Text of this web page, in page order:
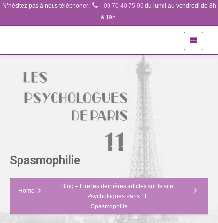
N’hésitez pas à nous téléphoner: 09 70 40 75 06 du lundi au vendredi de 8h
à 19h.
Spasmophilie
Home
Blog – Lire les dernières articles sur le site
Psychologues Paris 11
Spasmophilie